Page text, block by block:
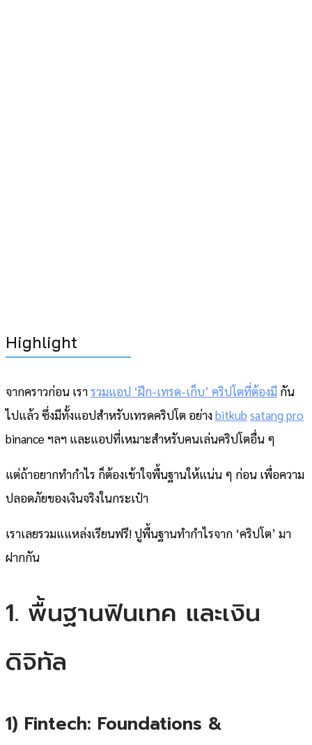
Highlight
จากคราวก่อน เรารวมแอป ‘ฝึก-เทรด-เก็บ’ คริปโตที่ต้องมี กัน
ไปแล้ว ซึ่งมีทั้งแอปสำหรับเทรดคริปโต อย่างbitkub satang pro
binance ฯลฯ และแอปที่เหมาะสำหรับคนเล่นคริปโตอื่น ๆ
แต่ถ้าอยากทำกำไร ก็ต้องเข้าใจพื้นฐานให้แน่น ๆ ก่อน เพื่อความ
ปลอดภัยของเงินจริงในกระเป๋า
เราเลยรวมแแหล่งเรียนฟรี! ปูพื้นฐานทำกำไรจาก ‘คริปโต’ มา
ฝากกัน
1. พื้นฐานฟินเทค และเงิน
ดิจิทัล
1) Fintech: Foundations &